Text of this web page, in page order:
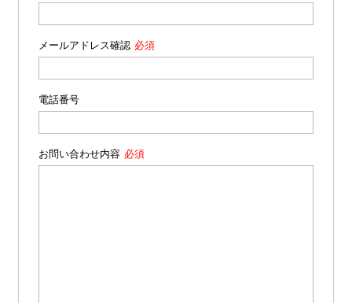
メールアドレス確認
電話番号
お問い合わせ内容